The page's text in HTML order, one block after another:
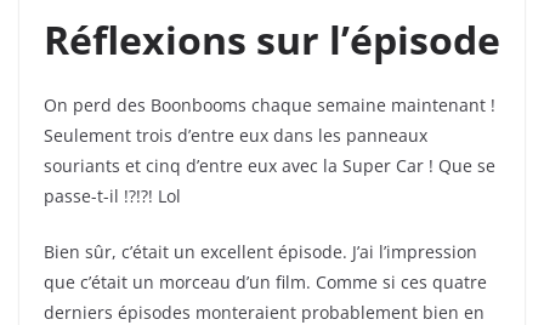
Réflexions sur l’épisode
On perd des Boonbooms chaque semaine maintenant !
Seulement trois d’entre eux dans les panneaux
souriants et cinq d’entre eux avec la Super Car ! Que se
passe-t-il !?!?! Lol
Bien sûr, c’était un excellent épisode. J’ai l’impression
que c’était un morceau d’un film. Comme si ces quatre
derniers épisodes monteraient probablement bien en